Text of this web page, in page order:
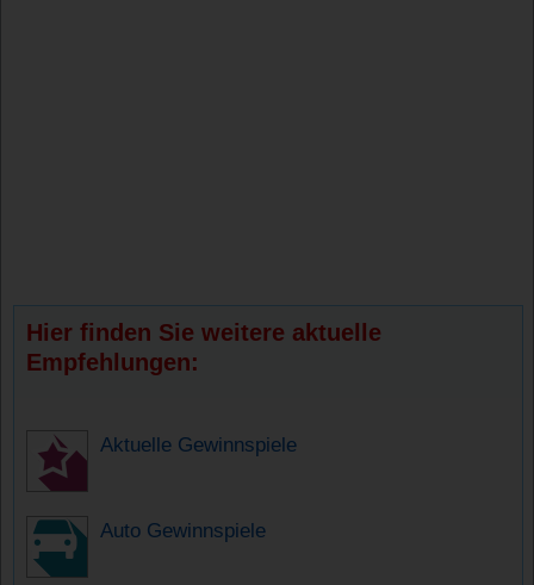
Hier finden Sie weitere aktuelle
Empfehlungen:
Aktuelle Gewinnspiele
Auto Gewinnspiele